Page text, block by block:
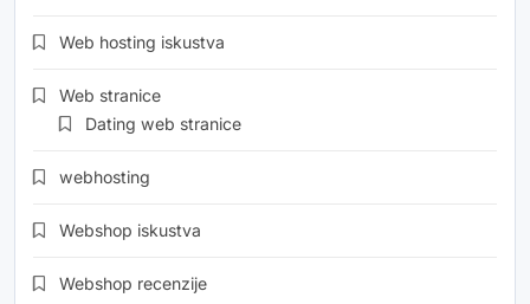
Web hosting iskustva
Web stranice
Dating web stranice
webhosting
Webshop iskustva
Webshop recenzije